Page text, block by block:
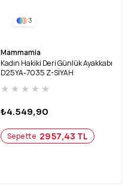
3
Mammamia
Kadın Hakiki Deri Günlük Ayakkabı
D25YA-7035 Z-SİYAH
★ ★ ★ ★ ★
₺4.549,90
Sepette 2957,43 TL